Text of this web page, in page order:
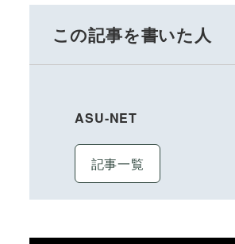
この記事を書いた人
ASU-NET
記事一覧